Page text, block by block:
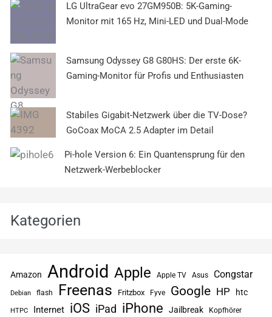
LG UltraGear evo 27GM950B: 5K-Gaming-
Monitor mit 165 Hz, Mini-LED und Dual-Mode
Samsung Odyssey G8 G80HS: Der erste 6K-
Gaming-Monitor für Profis und Enthusiasten
Stabiles Gigabit-Netzwerk über die TV-Dose?
GoCoax MoCA 2.5 Adapter im Detail
Pi-hole Version 6: Ein Quantensprung für den
Netzwerk-Werbeblocker
Kategorien
Amazon Android Apple Apple TV Asus Congstar
Debian flash Freenas Fritzbox Fyve Google HP htc
HTPC Internet iOS iPad iPhone Jailbreak Kopfhörer